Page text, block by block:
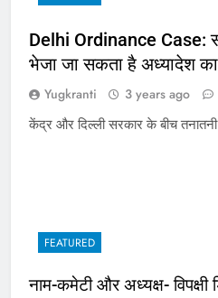
Delhi Ordinance Case:
भेजा जा सकता है अध्यादेश का
Yugkranti 3 years ago
केंद्र और दिल्ली सरकार के बीच
FEATURED
नाम-कमेटी और अध्यक्ष-